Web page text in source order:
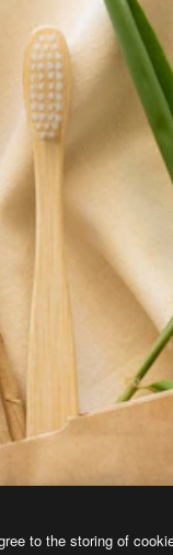
to the storing of